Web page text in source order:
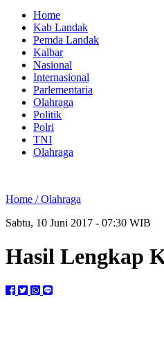
Home
Kab Landak
Pemda Landak
Kalbar
Nasional
Internasional
Parlementaria
Olahraga
Politik
Polri
TNI
Olahraga
Home /Olahraga
Sabtu, 10 Juni 2017 - 07:30 WIB
Hasil Lengkap